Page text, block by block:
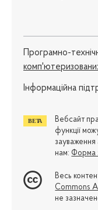
Програмно-
Iнформаційна
Вебсайт
функції
зауваження
нам: Форма
Весь
Commons
не